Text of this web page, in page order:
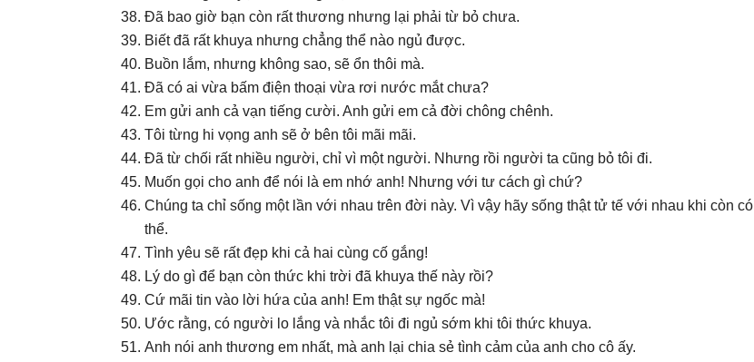
Đã bao giờ bạn còn rất thương nhưng lại phải từ bỏ chưa.
Biết đã rất khuya nhưng chẳng thể nào ngủ được.
Buồn lắm, nhưng không sao, sẽ ổn thôi mà.
Đã có ai vừa bấm điện thoại vừa rơi nước mắt chưa?
Em gửi anh cả vạn tiếng cười. Anh gửi em cả đời chông chênh.
Tôi từng hi vọng anh sẽ ở bên tôi mãi mãi.
Đã từ chối rất nhiều người, chỉ vì một người. Nhưng rồi người ta cũng bỏ tôi đi.
Muốn gọi cho anh để nói là em nhớ anh! Nhưng với tư cách gì chứ?
Chúng ta chỉ sống một lần với nhau trên đời này. Vì vậy hãy sống thật tử tế với nhau khi còn có
thể.
Tình yêu sẽ rất đẹp khi cả hai cùng cố gắng!
Lý do gì để bạn còn thức khi trời đã khuya thế này rồi?
Cứ mãi tin vào lời hứa của anh! Em thật sự ngốc mà!
Ước rằng, có người lo lắng và nhắc tôi đi ngủ sớm khi tôi thức khuya.
Anh nói anh thương em nhất, mà anh lại chia sẻ tình cảm của anh cho cô ấy.